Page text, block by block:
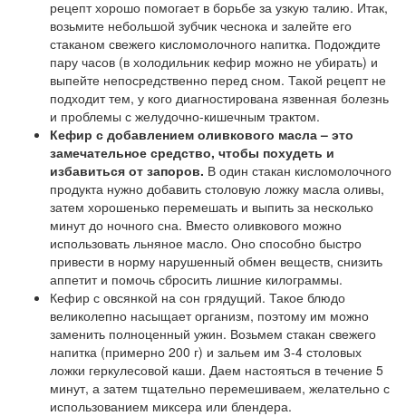
рецепт хорошо помогает в борьбе за узкую талию. Итак,
возьмите небольшой зубчик чеснока и залейте его
стаканом свежего кисломолочного напитка. Подождите
пару часов (в холодильник кефир можно не убирать) и
выпейте непосредственно перед сном. Такой рецепт не
подходит тем, у кого диагностирована язвенная болезнь
и проблемы с желудочно-кишечным трактом.
Кефир с добавлением оливкового масла – это
замечательное средство, чтобы похудеть и
избавиться от запоров. В один стакан кисломолочного
продукта нужно добавить столовую ложку масла оливы,
затем хорошенько перемешать и выпить за несколько
минут до ночного сна. Вместо оливкового можно
использовать льняное масло. Оно способно быстро
привести в норму нарушенный обмен веществ, снизить
аппетит и помочь сбросить лишние килограммы.
Кефир с овсянкой на сон грядущий. Такое блюдо
великолепно насыщает организм, поэтому им можно
заменить полноценный ужин. Возьмем стакан свежего
напитка (примерно 200 г) и зальем им 3-4 столовых
ложки геркулесовой каши. Даем настояться в течение 5
минут, а затем тщательно перемешиваем, желательно с
использованием миксера или блендера.